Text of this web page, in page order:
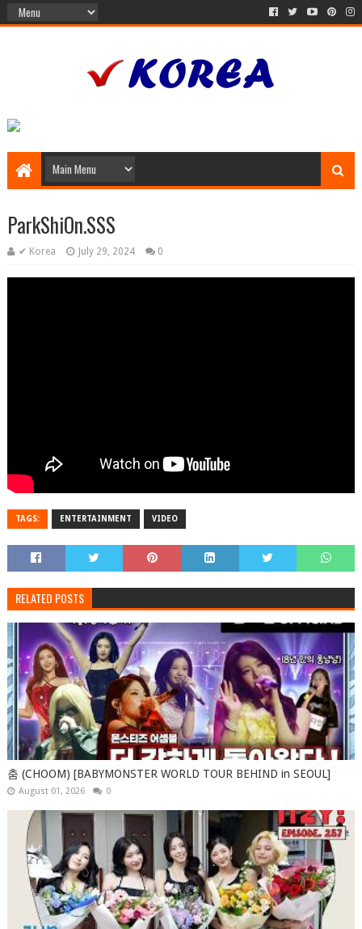
ParkShiOn.SSS
✔ Korea July 29, 2024 0
TAGS: ENTERTAINMENT VIDEO
RELATED POSTS
춤 (CHOOM) [BABYMONSTER WORLD TOUR BEHIND in SEOUL]
August 01, 2026 0